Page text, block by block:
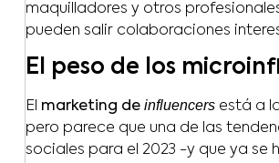
maquilladores y otros
pueden salir colaboraciones
El peso de los
El marketing de influencersestá a
pero parece que una de las
sociales para el 2023 -y que ya se